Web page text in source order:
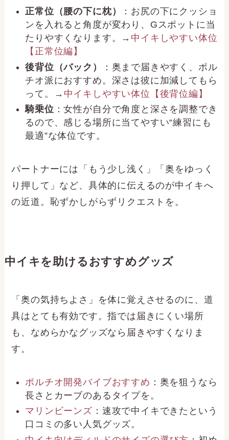
正常位（腰の下に枕）
：お尻の下にクッショ
ンを入れると角度が変わり、Gスポットに当
たりやすくなります。→ 中イキしやすい体位
【正常位編】
後背位（バック）
：奥まで届きやすく、ポル
チオ派におすすめ。深さは彼に加減してもら
って。→ 中イキしやすい体位【後背位編】
騎乗位 ：女性が自分で角度と深さを調整でき
るので、感じる場所に当てやすい“練習にも
最適”な体位です。
パートナーには「もう少し浅く」「奥をゆっく
り押して」など、具体的に伝えるのが中イキへ
の近道。恥ずかしがらずリクエストを。
中イキを助けるおすすめグッズ
「奥の気持ちよさ」を体に覚えさせるのに、道
具はとても有効です。指では届きにくい場所
も、なめらかなグッズなら届きやすくなりま
す。
ポルチオ開発バイブおすすめ ：奥を狙うなら
長さとカーブのあるタイプを。
マリンビーンズ ：速攻で中イキできたという
口コミの多い人気グッズ。